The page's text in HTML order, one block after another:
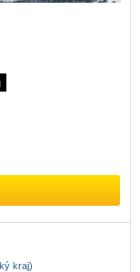
kraj)